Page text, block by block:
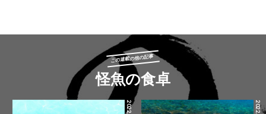
この連載の他の記事
怪魚の食卓